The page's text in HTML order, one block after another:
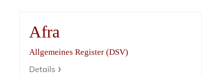
Afra
Allgemeines Register (DSV)
Details